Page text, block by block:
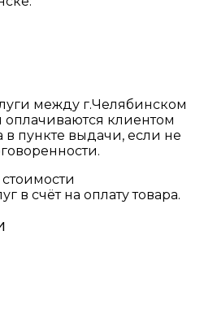
между г.Челябинском
клиентом
пункте выдачи, если не
в счёт на оплату товара.